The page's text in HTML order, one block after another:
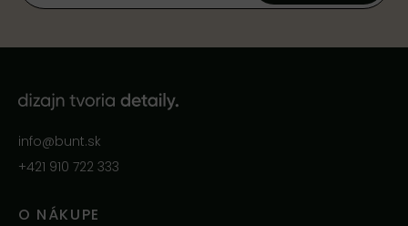
info@bunt.sk
+421 910 722 333
O NÁKUPE